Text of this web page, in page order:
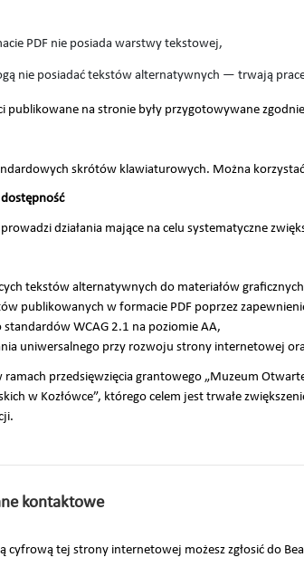
PDF nie posiada warstwy tekstowej,
nie posiadać tekstów alternatywnych — trwają
publikowane na stronie były przygotowywane
skrótów klawiaturowych. Można
dostępność
działania mające na celu systematyczne
tekstów alternatywnych do materiałów
publikowanych w formacie PDF poprzez
WCAG 2.1 na poziomie AA,
uniwersalnego przy rozwoju strony internetowej
ramach przedsięwzięcia grantowego „Muzeum
w Kozłówce”, którego celem jest trwałe
kontaktowe
cyfrową tej strony internetowej możesz zgłosić do